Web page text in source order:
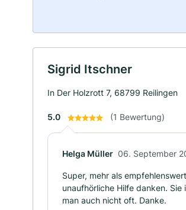
Sigrid Itschner
In Der Holzrott 7, 68799 Reilingen
5.0 (1 Bewertung)
Helga Müller 06. September
Super, mehr als
unaufhörliche Hilfe danken.
man auch nicht oft. Danke.